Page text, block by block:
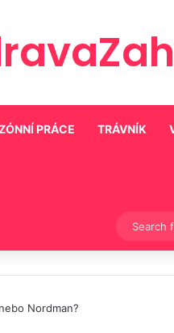
PRÁCE TRÁVNÍK
Switch skin
Nordman?